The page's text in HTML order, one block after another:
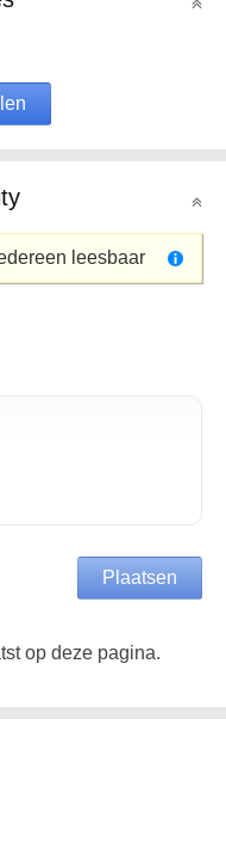
leesbaar
op deze pagina.